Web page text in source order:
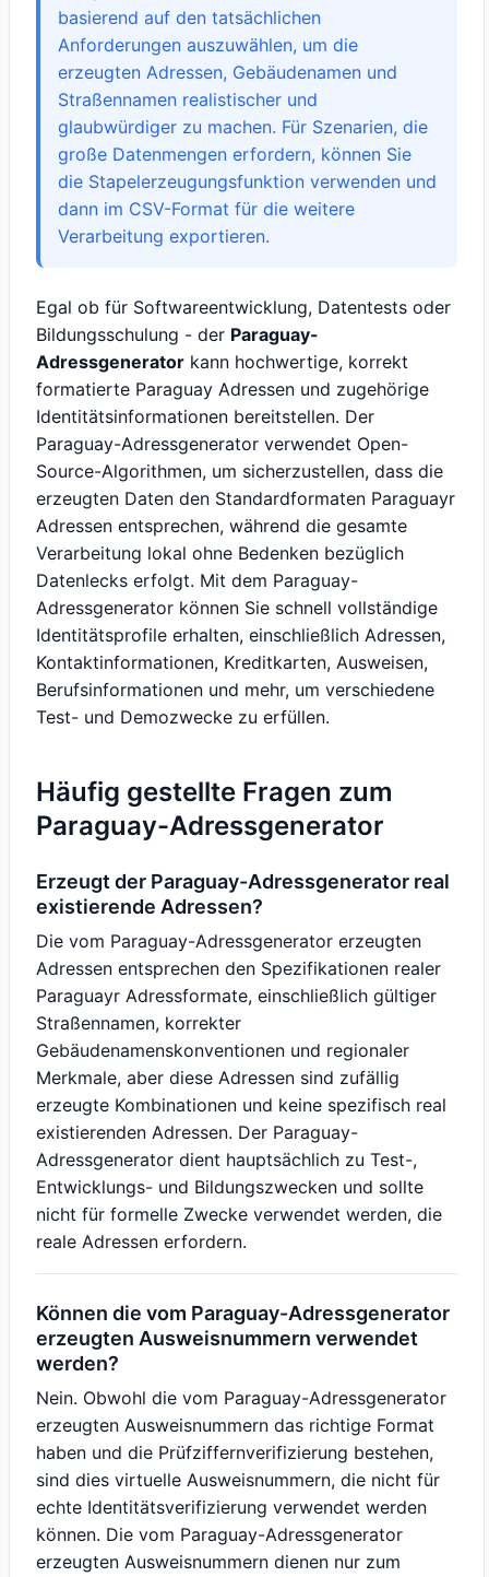
basierend auf den tatsächlichen
Anforderungen auszuwählen, um die
erzeugten Adressen, Gebäudenamen und
Straßennamen realistischer und
glaubwürdiger zu machen. Für Szenarien, die
große Datenmengen erfordern, können Sie
die Stapelerzeugungsfunktion verwenden und
dann im CSV-Format für die weitere
Verarbeitung exportieren.
Egal ob für Softwareentwicklung, Datentests oder
Bildungsschulung - der Paraguay-
Adressgenerator kann hochwertige, korrekt
formatierte Paraguay Adressen und zugehörige
Identitätsinformationen bereitstellen. Der
Paraguay-Adressgenerator verwendet Open-
Source-Algorithmen, um sicherzustellen, dass die
erzeugten Daten den Standardformaten Paraguayr
Adressen entsprechen, während die gesamte
Verarbeitung lokal ohne Bedenken bezüglich
Datenlecks erfolgt. Mit dem Paraguay-
Adressgenerator können Sie schnell vollständige
Identitätsprofile erhalten, einschließlich Adressen,
Kontaktinformationen, Kreditkarten, Ausweisen,
Berufsinformationen und mehr, um verschiedene
Test- und Demozwecke zu erfüllen.
Häufig gestellte Fragen zum
Paraguay-Adressgenerator
Erzeugt der Paraguay-Adressgenerator real
existierende Adressen?
Die vom Paraguay-Adressgenerator erzeugten
Adressen entsprechen den Spezifikationen realer
Paraguayr Adressformate, einschließlich gültiger
Straßennamen, korrekter
Gebäudenamenskonventionen und regionaler
Merkmale, aber diese Adressen sind zufällig
erzeugte Kombinationen und keine spezifisch real
existierenden Adressen. Der Paraguay-
Adressgenerator dient hauptsächlich zu Test-,
Entwicklungs- und Bildungszwecken und sollte
nicht für formelle Zwecke verwendet werden, die
reale Adressen erfordern.
Können die vom Paraguay-Adressgenerator
erzeugten Ausweisnummern verwendet
werden?
Nein. Obwohl die vom Paraguay-Adressgenerator
erzeugten Ausweisnummern das richtige Format
haben und die Prüfziffernverifizierung bestehen,
sind dies virtuelle Ausweisnummern, die nicht für
echte Identitätsverifizierung verwendet werden
können. Die vom Paraguay-Adressgenerator
erzeugten Ausweisnummern dienen nur zum